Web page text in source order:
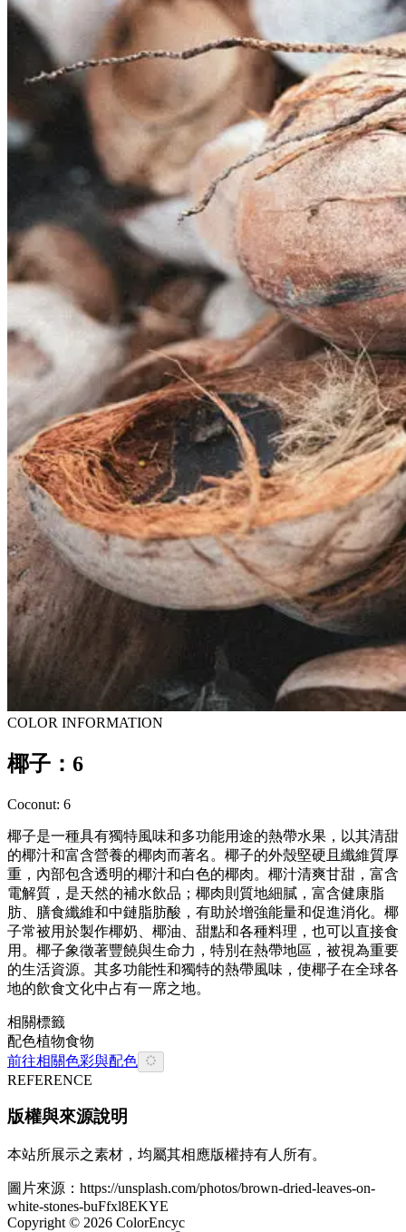
COLOR INFORMATION
椰子：6
Coconut: 6
椰子是一種具有獨特風味和多功能用途的熱帶水果，以其清甜
的椰汁和富含營養的椰肉而著名。椰子的外殼堅硬且纖維質厚
重，內部包含透明的椰汁和白色的椰肉。椰汁清爽甘甜，富含
電解質，是天然的補水飲品；椰肉則質地細膩，富含健康脂
肪、膳食纖維和中鏈脂肪酸，有助於增強能量和促進消化。椰
子常被用於製作椰奶、椰油、甜點和各種料理，也可以直接食
用。椰子象徵著豐饒與生命力，特別在熱帶地區，被視為重要
的生活資源。其多功能性和獨特的熱帶風味，使椰子在全球各
地的飲食文化中占有一席之地。
相關標籤
配色植物食物
前往相關色彩與配色
REFERENCE
版權與來源說明
本站所展示之素材，均屬其相應版權持有人所有。
圖片來源： https://unsplash.com/photos/brown-dried-leaves-on-
white-stones-buFfxl8EKYE
Copyright © 2026 ColorEncyc